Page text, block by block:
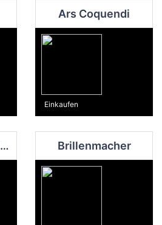
Ars Coquendi
Einkaufen
Böckmann Lingerie Georgsmarienhütte Brillenmacher